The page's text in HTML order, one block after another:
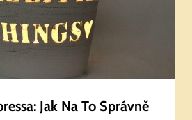
Jak Na To Správně